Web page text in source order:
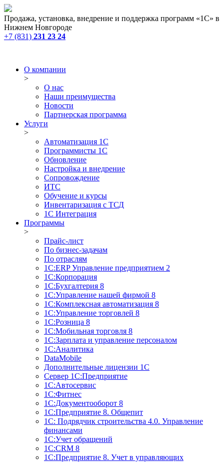
Продажа, установка, внедрение и поддержка программ «1С» в
Нижнем Новгороде
+7 (831) 231 23 24
О компании
>
О нас
Наши преимущества
Новости
Партнерская программа
Услуги
>
Автоматизация 1С
Программисты 1С
Обновление
Настройка и внедрение
Сопровождение
ИТС
Обучение и курсы
Инвентаризация с ТСД
1С Интеграция
Программы
>
Прайс-лист
По бизнес-задачам
По отраслям
1C:ERP Управление предприятием 2
1С:Корпорация
1С:Бухгалтерия 8
1С:Управление нашей фирмой 8
1С:Комплексная автоматизация 8
1С:Управление торговлей 8
1С:Розница 8
1С:Мобильная торговля 8
1С:Зарплата и управление персоналом
1С:Аналитика
DataMobile
Дополнительные лицензии 1С
Сервер 1С:Предприятие
1С:Автосервис
1С:Фитнес
1С:Документооборот 8
1С:Предприятие 8. Общепит
1С: Подрядчик строительства 4.0. Управление
финансами
1С:Учет обращений
1C:CRM 8
1С:Предприятие 8. Учет в управляющих